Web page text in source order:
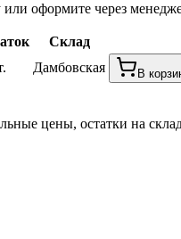
оформите через
Склад
Дамбовская В
цены, остатки на